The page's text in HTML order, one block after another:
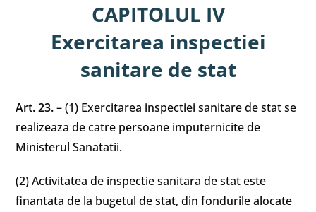
CAPITOLUL IV
Exercitarea inspectiei
sanitare de stat
Art. 23.– (1) Exercitarea inspectiei sanitare de stat se
realizeaza de catre persoane imputernicite de
Ministerul Sanatatii.
(2) Activitatea de inspectie sanitara de stat este
finantata de la bugetul de stat, din fondurile alocate